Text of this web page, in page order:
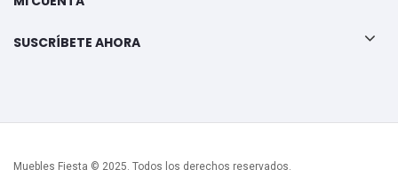
SUSCRÍBETE AHORA
Muebles Fiesta © 2025. Todos los derechos reservados.